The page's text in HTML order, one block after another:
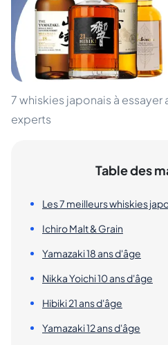
7 whiskies japonais à
experts
Table des
Les 7 meilleurs whiskies
Ichiro Malt & Grain
Yamazaki 18 ans d'âge
Nikka Yoichi 10 ans d'âge
Hibiki 21 ans d'âge
Yamazaki 12 ans d'âge